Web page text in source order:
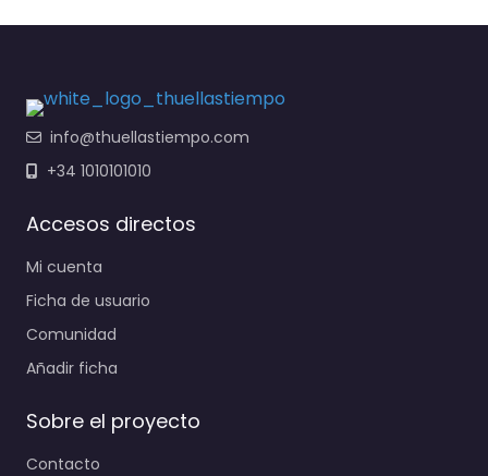
info@thuellastiempo.com
+34 1010101010
Accesos directos
Mi cuenta
Ficha de usuario
Comunidad
Añadir ficha
Sobre el proyecto
Contacto